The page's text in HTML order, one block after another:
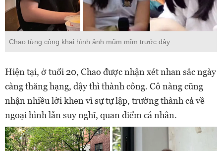
Chao từng công khai hình ảnh mũm mĩm trước đây
Hiện tại, ở tuổi 20, Chao được nhận xét nhan sắc ngày
càng thăng hạng, dậy thì thành công. Cô nàng cũng
nhận nhiều lời khen vì sự tự lập, trưởng thành cả về
ngoại hình lẫn suy nghĩ, quan điểm cá nhân.